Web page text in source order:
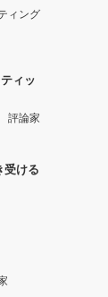
ィング
ィッ
評論家
受ける